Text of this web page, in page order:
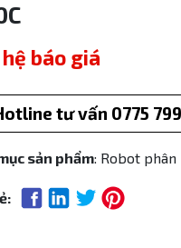
báo giá
tư vấn 0775
sản phẩm: Robot